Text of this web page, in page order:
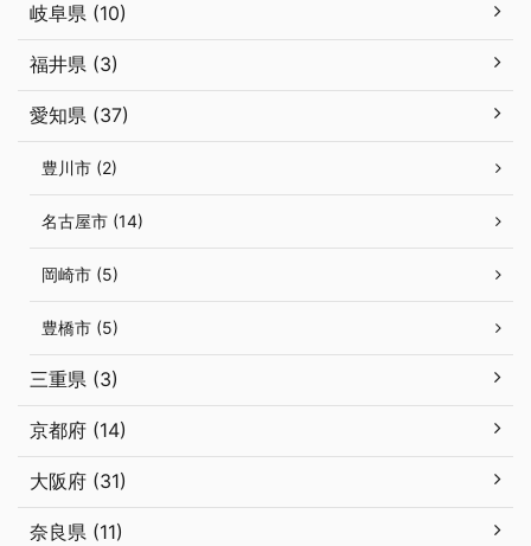
岐阜県 (10)
福井県 (3)
愛知県 (37)
豊川市 (2)
名古屋市 (14)
岡崎市 (5)
豊橋市 (5)
三重県 (3)
京都府 (14)
大阪府 (31)
奈良県 (11)